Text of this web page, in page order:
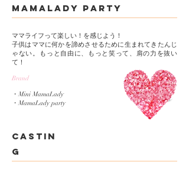
MamaLady party
​ママライフって楽しい！を感じよう！
子供はママに何かを諦めさせるために生まれてきたんじ
ゃない。
​もっと自由に、もっと笑って、肩の力を抜い
て！
Brand
・Mini MamaLady
・MamaLady party
castin
g